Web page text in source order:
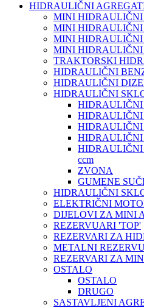
HIDRAULIČNI
MINI HIDRAULIČNI
MINI HIDRAULIČNI
MINI HIDRAULIČNI
MINI HIDRAULIČNI
TRAKTORSKI
HIDRAULIČNI
HIDRAULIČNI
HIDRAULIČNI
HIDRAULIČNI
HIDRAULIČNI
HIDRAULIČNI
HIDRAULIČNI
HIDRAULIČNI
ccm
ZVONA
GUMENE
HIDRAULIČNI
ELEKTRIČNI
DIJELOVI ZA MINI
REZERVUARI 'TOP'
REZERVARI ZA
METALNI
REZERVARI ZA
OSTALO
OSTALO
DRUGO
SASTAVLJENI